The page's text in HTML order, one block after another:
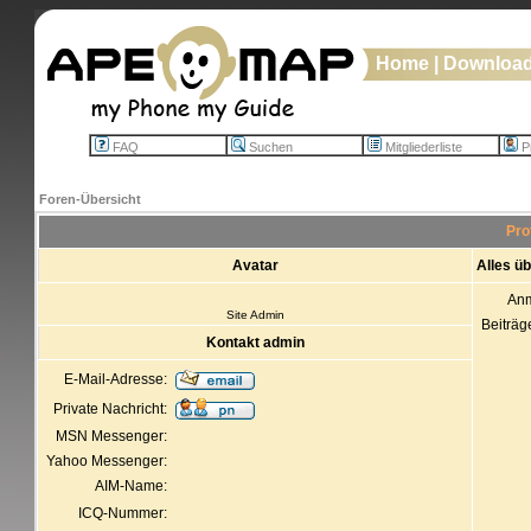
Home
FAQ Suchen Mitgliederliste
Foren-Übersicht
Avatar Alles
Site Admin
Kontakt admin
E-Mail-Adresse:
Private Nachricht:
MSN Messenger:
Yahoo Messenger:
AIM-Name:
ICQ-Nummer: